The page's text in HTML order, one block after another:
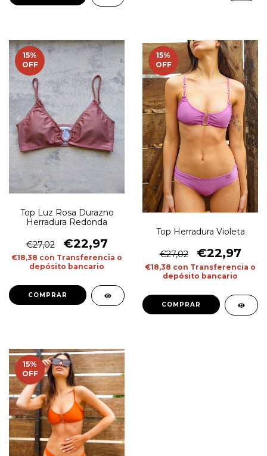
15%
OFF
Top Luz Rosa Durazno
Herradura Redonda
€27,02 €22,97
€18,38 con Transferencia o
depósito bancario
COMPRAR
15%
OFF
Top Herradura Violeta
€27,02 €22,97
€18,38 con Transferencia o
depósito bancario
COMPRAR
15%
OFF